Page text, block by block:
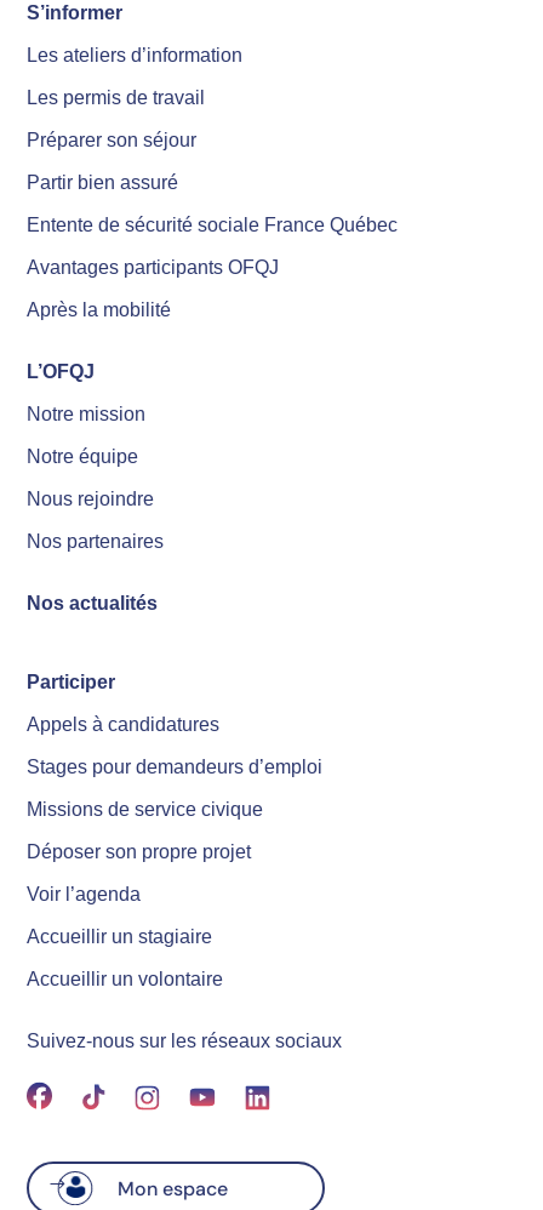
S’informer
Les ateliers d’information
Les permis de travail
Préparer son séjour
Partir bien assuré
Entente de sécurité sociale France Québec
Avantages participants OFQJ
Après la mobilité
L’OFQJ
Notre mission
Notre équipe
Nous rejoindre
Nos partenaires
Nos actualités
Participer
Appels à candidatures
Stages pour demandeurs d’emploi
Missions de service civique
Déposer son propre projet
Voir l’agenda
Accueillir un stagiaire
Accueillir un volontaire
Suivez-nous sur les réseaux sociaux
Mon espace